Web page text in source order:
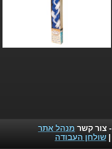
- צור קשר מנהל אתר
|שולחן העבודה